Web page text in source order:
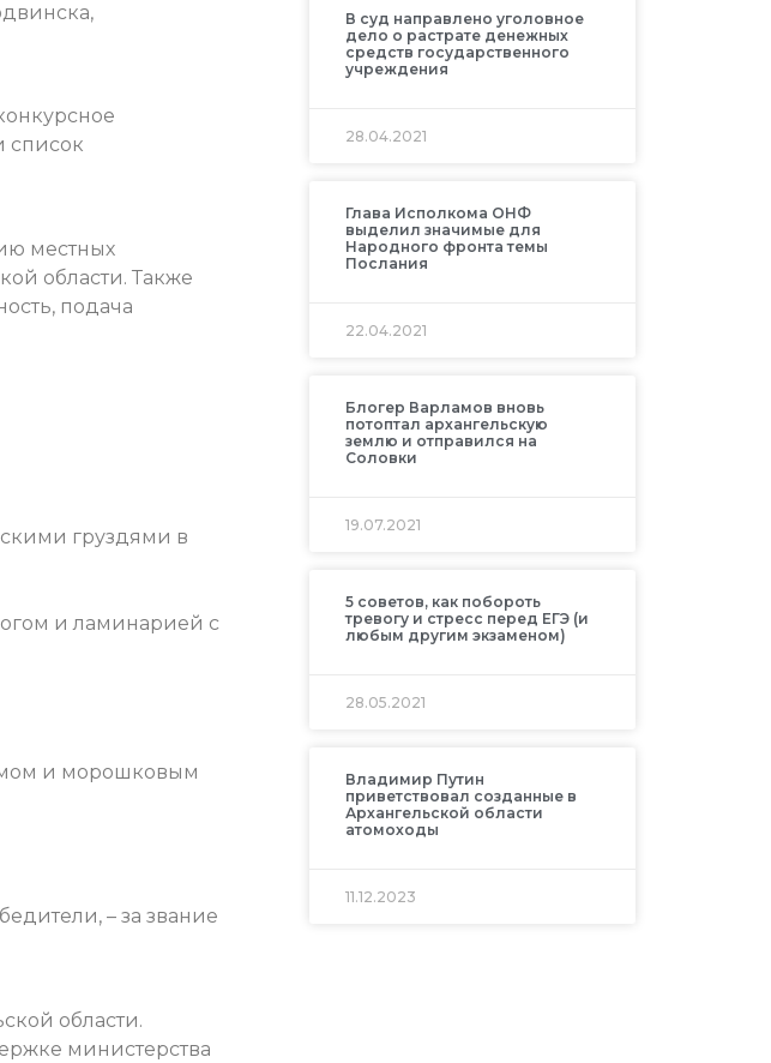
список
местных
области. Также
подача
груздями в
и ламинарией с
и морошковым
– за звание
области.
министерства
В суд направлено уголовное
дело о растрате денежных
средств государственного
учреждения
28.04.2021
Глава Исполкома ОНФ
выделил значимые для
Народного фронта темы
Послания
22.04.2021
Блогер Варламов вновь
потоптал архангельскую
землю и отправился на
Соловки
19.07.2021
5 советов, как побороть
тревогу и стресс перед ЕГЭ (и
любым другим экзаменом)
28.05.2021
Владимир Путин
приветствовал созданные в
Архангельской области
атомоходы
11.12.2023